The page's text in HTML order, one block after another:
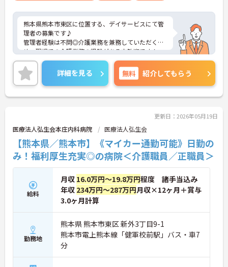
熊本県熊本市東区に位置する、デイサービスにて管
理者の募集です♪
管理者経験は不問◎介護業務を兼務していただくた
め、現場での介護業務の経験がある方歓迎です！
また、職員教育にも力を入れており、社内研修制度
や、資格取得支援制度の利用を通してスキルアップ
を図る事ができます♪
ご興味ある方には、面接のポイントなど、さらに詳
細をお話致しますのでお気軽にご相談ください。
詳細を見る 無料 紹介してもらう
更新日：2026年05月19日
医療法人弘生会本庄内科病院 医療法人弘生会
【熊本県／熊本市】《マイカー通勤可能》日勤の
み！福利厚生充実◎の病院＜介護職員／正職員＞
給料
月収 16.0万円～19.8万円程度 諸手当込み
年収 234万円～287万円月収×12ヶ月＋賞与
3.0ヶ月計算
勤務地
熊本県 熊本市東区 新外3丁目9-1
熊本市電上熊本線「健軍校前駅」バス・車7
分